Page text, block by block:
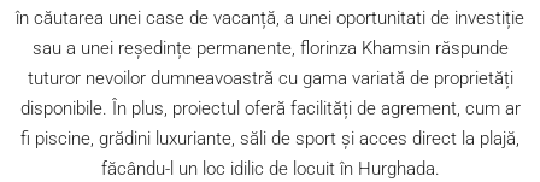
în căutarea unei case de vacanță, a unei oportunitati de investiție
sau a unei reședințe permanente, florinza Khamsin răspunde
tuturor nevoilor dumneavoastră cu gama variată de proprietăți
disponibile. În plus, proiectul oferă facilități de agrement, cum ar
fi piscine, grădini luxuriante, săli de sport și acces direct la plajă,
făcându-l un loc idilic de locuit în Hurghada.